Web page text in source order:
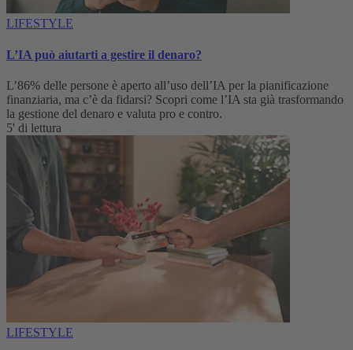
LIFESTYLE
L’IA può aiutarti a gestire il denaro?
L’86% delle persone è aperto all’uso dell’IA per la pianificazione
finanziaria, ma c’è da fidarsi? Scopri come l’IA sta già trasformando
la gestione del denaro e valuta pro e contro.
5' di lettura
LIFESTYLE